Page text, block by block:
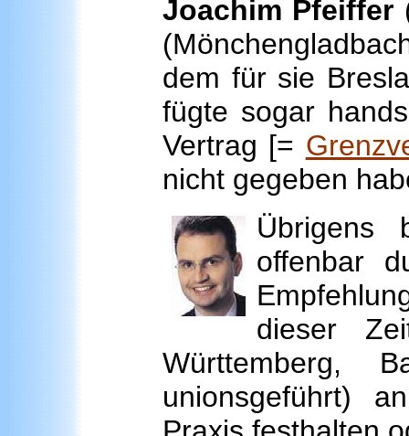
Joachim Pfeiffer
dem für sie
fügte sogar
Vertrag [=
nicht gegeben
Übrigens
offenbar
dieser
Württemberg,
unionsgeführt)